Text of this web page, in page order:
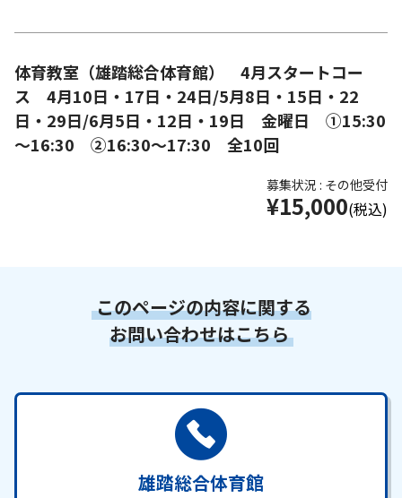
体育教室（雄踏総合体育館） 4月スタートコー
ス 4月10日・17日・24日/5月8日・15日・22
日・29日/6月5日・12日・19日 金曜日 ①15:30
～16:30 ②16:30～17:30 全10回
募集状況 : その他受付
¥15,000(税込)
このページの内容に関する
お問い合わせはこちら
雄踏総合体育館